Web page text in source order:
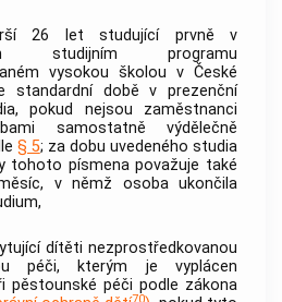
26 let studující prvně v
studijním programu
vysokou školou v České
standardní době v prezenční
pokud nejsou zaměstnanci
samostatně výdělečně
§ 5; za dobu uvedeného studia
tohoto písmena považuje také
v němž osoba ukončila
dítěti nezprostředkovanou
péči, kterým je vyplácen
pěstounské péči podle zákona